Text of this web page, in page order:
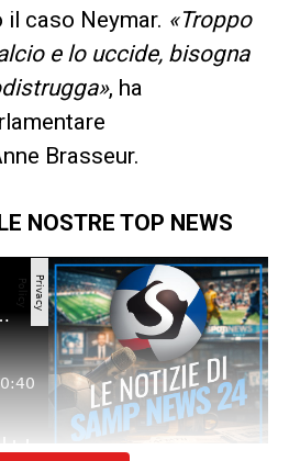
caso Neymar. «Troppo
e lo uccide, bisogna
, ha
Brasseur.
NOSTRE TOP NEWS